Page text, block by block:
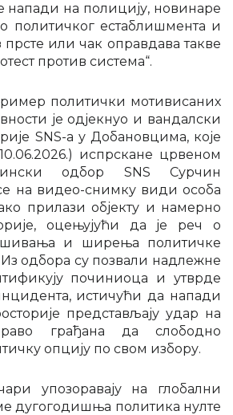
напади на полицију, новинаре
политичког естаблишмента и
или чак оправдава такве
против система“.
политички мотивисаних
је одјекнуо и вандалски
SNS-а у Добановцима, које
испрскане црвеном
одбор SNS Сурчин
на видео-снимку види особа
прилази објекту и намерно
оцењујући да је реч о
и ширења политичке
одбора су позвали надлежне
починиоца и утврде
истичући да напади
представљају удар на
грађана да слободно
опцију по свом избору.
упозоравају на глобални
дугогодишња политика нулте